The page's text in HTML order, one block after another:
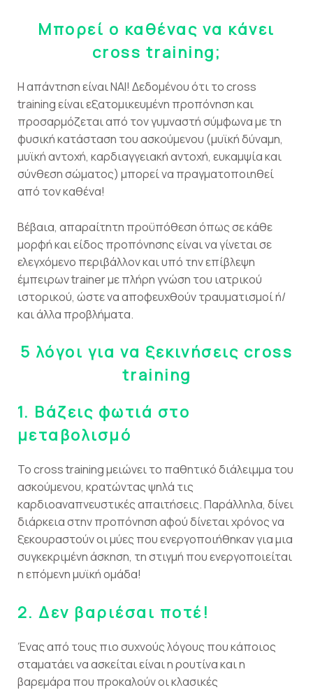
Μπορεί ο καθένας να κάνει
cross training;
Η απάντηση είναι ΝΑΙ! Δεδομένου ότι το cross
training είναι εξατομικευμένη προπόνηση και
προσαρμόζεται από τον γυμναστή σύμφωνα με τη
φυσική κατάσταση του ασκούμενου (μυϊκή δύναμη,
μυϊκή αντοχή, καρδιαγγειακή αντοχή, ευκαμψία και
σύνθεση σώματος) μπορεί να πραγματοποιηθεί
από τον καθένα!
Βέβαια, απαραίτητη προϋπόθεση όπως σε κάθε
μορφή και είδος προπόνησης είναι να γίνεται σε
ελεγχόμενο περιβάλλον και υπό την επίβλεψη
έμπειρων trainer με πλήρη γνώση του ιατρικού
ιστορικού, ώστε να αποφευχθούν τραυματισμοί ή/
και άλλα προβλήματα.
5 λόγοι για να ξεκινήσεις cross
training
1. Βάζεις φωτιά στο
μεταβολισμό
Το cross training μειώνει το παθητικό διάλειμμα του
ασκούμενου, κρατώντας ψηλά τις
καρδιοαναπνευστικές απαιτήσεις. Παράλληλα, δίνει
διάρκεια στην προπόνηση αφού δίνεται χρόνος να
ξεκουραστούν οι μύες που ενεργοποιήθηκαν για μια
συγκεκριμένη άσκηση, τη στιγμή που ενεργοποιείται
η επόμενη μυϊκή ομάδα!
2.Δεν βαριέσαι ποτέ!
Ένας από τους πιο συχνούς λόγους που κάποιος
σταματάει να ασκείται είναι η ρουτίνα και η
βαρεμάρα που προκαλούν οι κλασικές